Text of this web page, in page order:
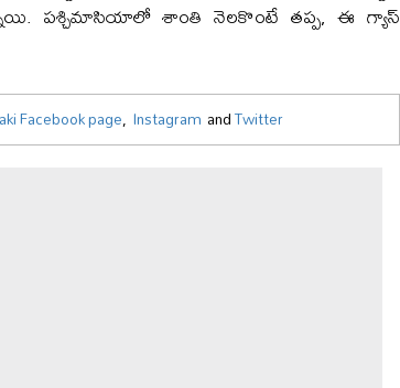
పశ్చిమాసియాలో శాంతి నెలకొంటే తప్ప, ఈ గ్యాస్
Facebook page, Instagram andTwitter